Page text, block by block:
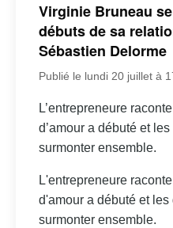
Virginie Bruneau
débuts de sa
Sébastien Delorme
Publié le lundi 20 juillet à
L’entrepreneure
d’amour a débuté et
surmonter ensemble.
L'entrepreneure
d'amour a débuté et
surmonter ensemble.